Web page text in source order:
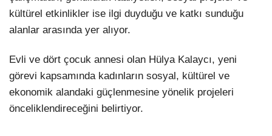
kültürel etkinlikler ise ilgi duyduğu ve katkı sunduğu
alanlar arasında yer alıyor.
Evli ve dört çocuk annesi olan Hülya Kalaycı, yeni
görevi kapsamında kadınların sosyal, kültürel ve
ekonomik alandaki güçlenmesine yönelik projeleri
önceliklendireceğini belirtiyor.